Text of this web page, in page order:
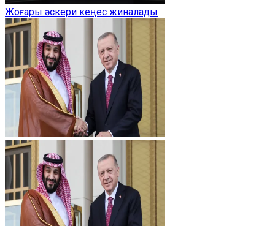
Жоғары әскери кеңес жиналады